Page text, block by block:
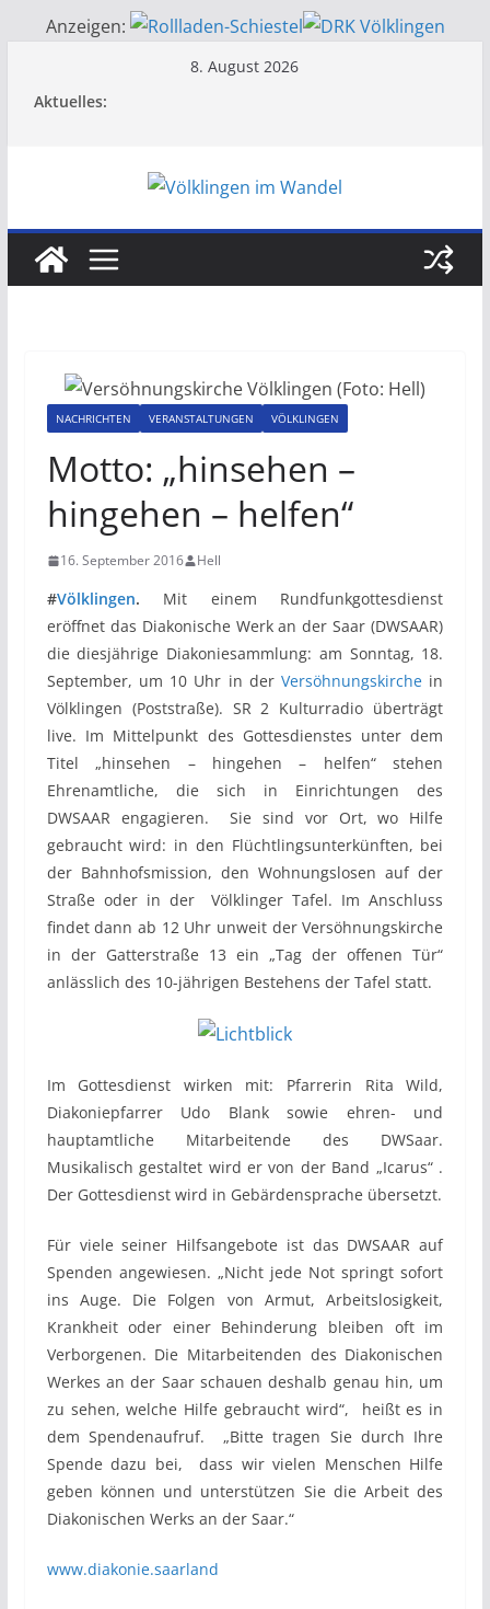
Anzeigen:
8. August 2026
Aktuelles:
NACHRICHTEN VERANSTALTUNGEN VÖLKLINGEN
Motto: „hinsehen –
hingehen – helfen“
16. September 2016 Hell
#Völklingen. Mit einem Rundfunkgottesdienst
eröffnet das Diakonische Werk an der Saar (DWSAAR)
die diesjährige Diakoniesammlung: am Sonntag, 18.
September, um 10 Uhr in derVersöhnungskirche in
Völklingen (Poststraße). SR 2 Kulturradio überträgt
live. Im Mittelpunkt des Gottesdienstes unter dem
Titel „hinsehen – hingehen – helfen“ stehen
Ehrenamtliche, die sich in Einrichtungen des
DWSAAR engagieren. Sie sind vor Ort, wo Hilfe
gebraucht wird: in den Flüchtlingsunterkünften, bei
der Bahnhofsmission, den Wohnungslosen auf der
Straße oder in der Völklinger Tafel. Im Anschluss
findet dann ab 12 Uhr unweit der Versöhnungskirche
in der Gatterstraße 13 ein „Tag der offenen Tür“
anlässlich des 10-jährigen Bestehens der Tafel statt.
Im Gottesdienst wirken mit: Pfarrerin Rita Wild,
Diakoniepfarrer Udo Blank sowie ehren- und
hauptamtliche Mitarbeitende des DWSaar.
Musikalisch gestaltet wird er von der Band „Icarus“ .
Der Gottesdienst wird in Gebärdensprache übersetzt.
Für viele seiner Hilfsangebote ist das DWSAAR auf
Spenden angewiesen. „Nicht jede Not springt sofort
ins Auge. Die Folgen von Armut, Arbeitslosigkeit,
Krankheit oder einer Behinderung bleiben oft im
Verborgenen. Die Mitarbeitenden des Diakonischen
Werkes an der Saar schauen deshalb genau hin, um
zu sehen, welche Hilfe gebraucht wird“, heißt es in
dem Spendenaufruf. „Bitte tragen Sie durch Ihre
Spende dazu bei, dass wir vielen Menschen Hilfe
geben können und unterstützen Sie die Arbeit des
Diakonischen Werks an der Saar.“
www.diakonie.saarland